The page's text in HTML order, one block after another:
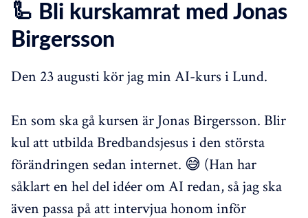
🦾 Bli kurskamrat med Jonas
Birgersson
Den 23 augusti kör jag min AI-kurs i Lund.
En som ska gå kursen är Jonas Birgersson. Blir
kul att utbilda Bredbandsjesus i den största
förändringen sedan internet. 😅 (Han har
såklart en hel del idéer om AI redan, så jag ska
även passa på att intervjua honom inför